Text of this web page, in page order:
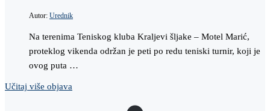
Autor: Urednik
Na terenima Teniskog kluba Kraljevi šljake – Motel Marić,
proteklog vikenda održan je peti po redu teniski turnir, koji je
ovog puta …
Učitaj više objava